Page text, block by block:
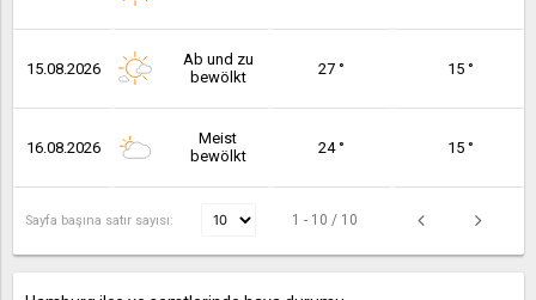
15.08.2026
Ab und zu
bewölkt
27 ° 15 °
16.08.2026
Meist
bewölkt
24 ° 15 °
Sayfa başına satır sayısı: 1 - 10 / 10